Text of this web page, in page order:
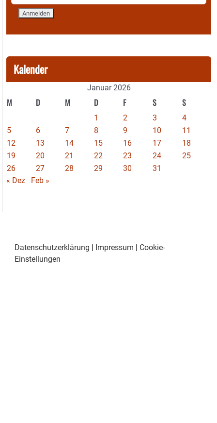
Kalender
Januar 2026
M D M D F S S
1 2 3
4
5
6 7 8 9 10
11
12
13 14 15 16 17
18
19
20 21 22 23 24
25
26
27 28 29 30
31
« Dez
Feb »
Datenschutzerklärung | Impressum | Cookie-
Einstellungen